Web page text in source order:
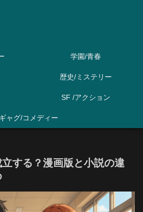
学園/青春
歴史/ミステリー
SF /アクション
ギャグ/コメディー
する？漫画版と小説の違